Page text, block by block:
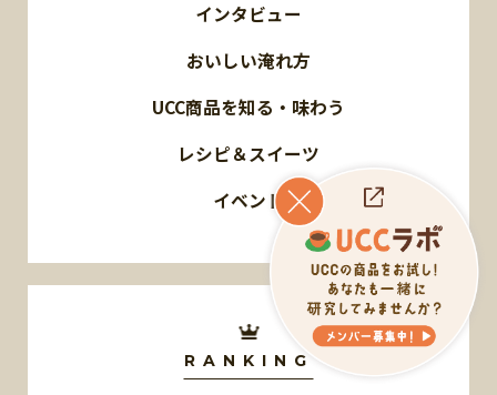
インタビュー
おいしい淹れ方
UCC商品を知る・味わう
レシピ＆スイーツ
イベント
RANKING